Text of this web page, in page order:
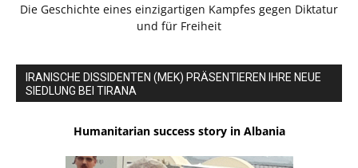
Die Geschichte eines einzigartigen Kampfes gegen Diktatur
und für Freiheit
IRANISCHE DISSIDENTEN (MEK) PRÄSENTIEREN IHRE NEUE
SIEDLUNG BEI TIRANA
Humanitarian success story in Albania